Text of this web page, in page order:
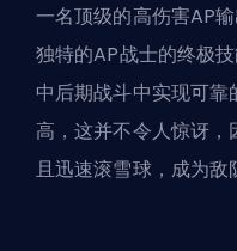
一名顶级的高伤害AP
独特的AP战士的终极
中后期战斗中实现可
高，这并不令人惊讶
且迅速滚雪球，成为敌